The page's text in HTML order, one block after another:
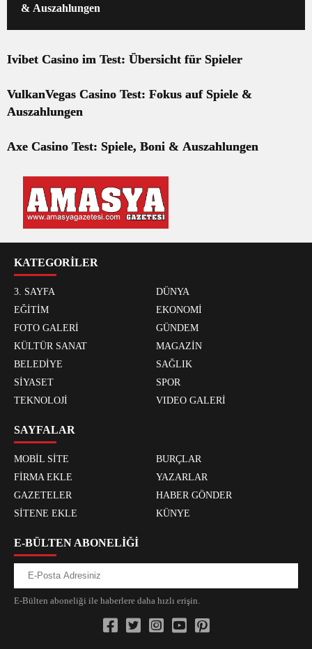
& Auszahlungen
Ivibet Casino im Test: Übersicht für Spieler
VulkanVegas Casino Test: Fokus auf Spiele &
Auszahlungen
Axe Casino Test: Spiele, Boni & Auszahlungen
KATEGORİLER
3. SAYFA
DÜNYA
EĞİTİM
EKONOMİ
FOTO GALERİ
GÜNDEM
KÜLTÜR SANAT
MAGAZİN
BELEDİYE
SAĞLIK
SİYASET
SPOR
TEKNOLOJİ
VIDEO GALERİ
SAYFALAR
MOBİL SİTE
BURÇLAR
FİRMA EKLE
YAZARLAR
GAZETELER
HABER GÖNDER
SİTENE EKLE
KÜNYE
E-BÜLTEN ABONELİĞİ
E-Bülten aboneliği ile haberlere daha hızlı erişin.